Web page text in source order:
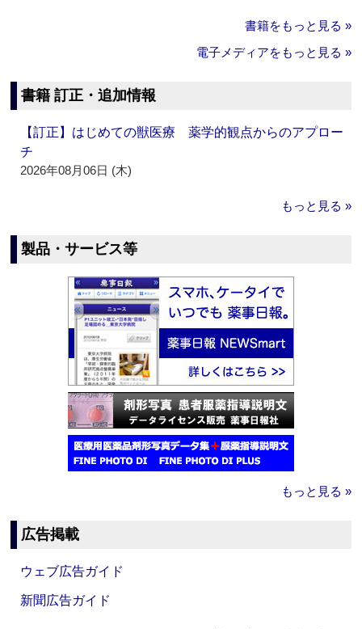
書籍をもっと見る »
電子メディアをもっと見る »
書籍 訂正・追加情報
【訂正】はじめての獣医療 薬学的観点からのアプロー
チ
2026年08月06日 (木)
もっと見る »
製品・サービス等
もっと見る »
広告掲載
ウェブ広告ガイド
新聞広告ガイド